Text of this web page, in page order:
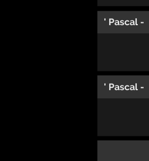
' Pascal -
' Pascal -